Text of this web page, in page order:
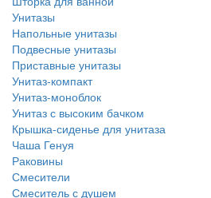
Унитазы
Напольные унитазы
Подвесные унитазы
Приставные унитазы
Унитаз-компакт
Унитаз-моноблок
Унитаз с высоким бачком
Крышка-сиденье для унитаза
Чаша Генуя
Раковины
Смесители
Смеситель с душем